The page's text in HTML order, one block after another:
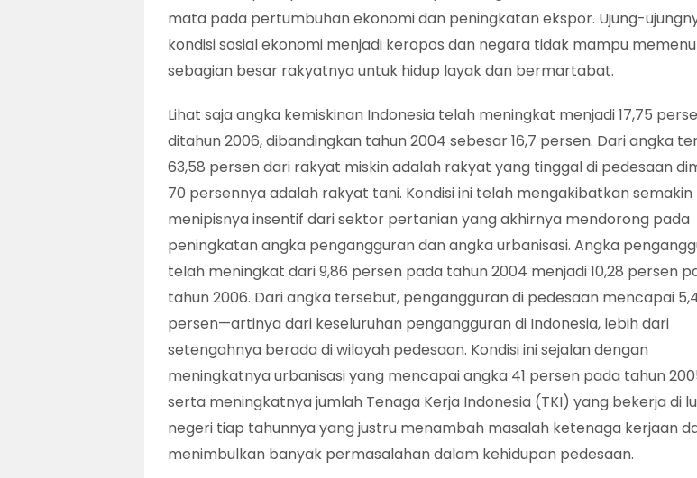
mata pada pertumbuhan ekonomi dan peningkatan ekspor. Ujung-
kondisi sosial ekonomi menjadi keropos dan negara tidak mampu
sebagian besar rakyatnya untuk hidup layak dan bermartabat.
Lihat saja angka kemiskinan Indonesia telah meningkat menjadi 17,75
ditahun 2006, dibandingkan tahun 2004 sebesar 16,7 persen. Dari angka
63,58 persen dari rakyat miskin adalah rakyat yang tinggal di pedesaan
70 persennya adalah rakyat tani. Kondisi ini telah mengakibatkan semakin
menipisnya insentif dari sektor pertanian yang akhirnya mendorong pada
peningkatan angka pengangguran dan angka urbanisasi. Angka
telah meningkat dari 9,86 persen pada tahun 2004 menjadi 10,28 persen
tahun 2006. Dari angka tersebut, pengangguran di pedesaan mencapai
persen—artinya dari keseluruhan pengangguran di Indonesia, lebih dari
setengahnya berada di wilayah pedesaan. Kondisi ini sejalan dengan
meningkatnya urbanisasi yang mencapai angka 41 persen pada tahun
serta meningkatnya jumlah Tenaga Kerja Indonesia (TKI) yang bekerja di
negeri tiap tahunnya yang justru menambah masalah ketenaga kerjaan
menimbulkan banyak permasalahan dalam kehidupan pedesaan.